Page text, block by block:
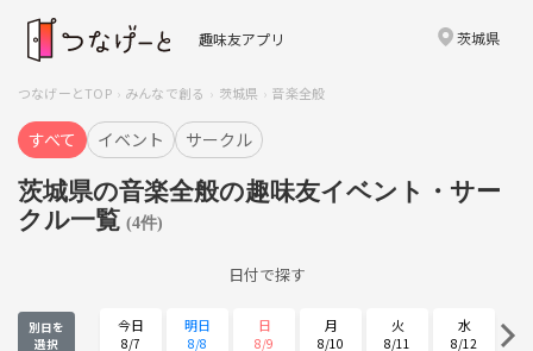
趣味友アプリ 茨城県
つなげーとTOP みんなで創る 茨城県 音楽全般
すべて イベント サークル
茨城県の音楽全般の趣味友イベント・サー
クル一覧 (4件)
日付で探す
別日を
選択
今日
8/7
明日
8/8
日
8/9
月
8/10
火
8/11
水
8/12